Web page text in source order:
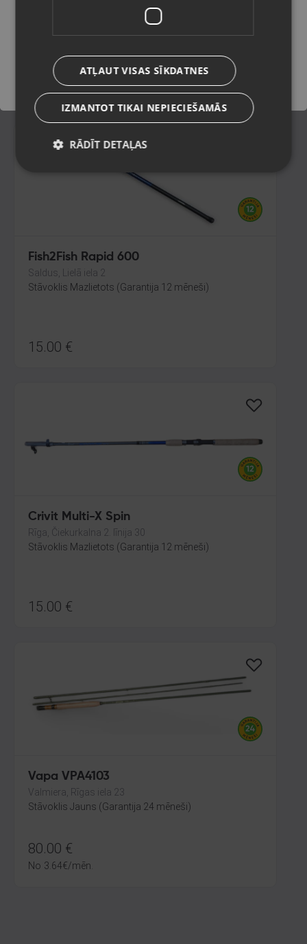
Stāvoklis Mazlietots (Garantija 12 mēneši)
170.00 €
7.73€/mēn.
Fish2Fish Rapid 600
Saldus, Lielā iela 2
Stāvoklis Mazlietots (Garantija 12 mēneši)
15.00 €
Crivit Multi-X Spin
Rīga, Čiekurkalna 2. līnija 30
Stāvoklis Mazlietots (Garantija 12 mēneši)
15.00 €
Vapa VPA4103
Valmiera, Rīgas iela 23
Stāvoklis Jauns (Garantija 24 mēneši)
80.00 €
No 3.64€/mēn.
Saglabāt
ATĻAUT VISAS SĪKDATNES
IZMANTOT TIKAI NEPIECIEŠAMĀS
RĀDĪT DETAĻAS